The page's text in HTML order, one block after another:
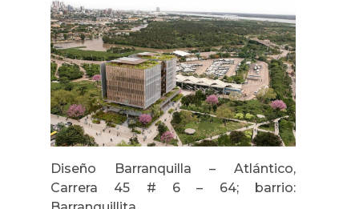
Diseño Barranquilla – Atlántico,
Carrera 45 # 6 – 64; barrio: